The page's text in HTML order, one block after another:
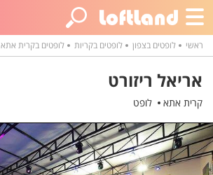
ראשי לופטים בצפון לופטים בקריות לופטים בקרית אתא
אריאל ריזורט
קרית אתא לופט